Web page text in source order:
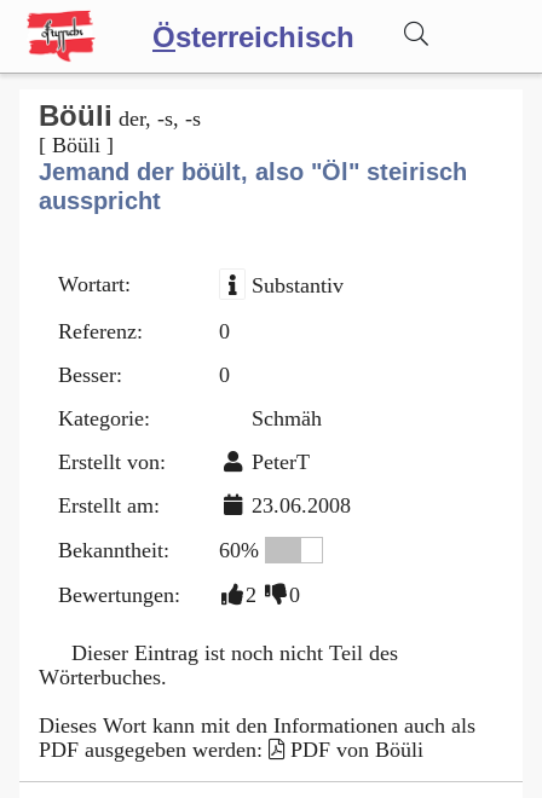
Österreichisch
Wörterbuch
Forum
Böüli der, -s, -s
[ Böüli ]
Jemand der böült, also "Öl" steirisch
ausspricht
Wortart:
Substantiv
Referenz:
0
Besser:
0
Kategorie:
Schmäh
Erstellt von:
PeterT
Erstellt am:
23.06.2008
Bekanntheit:
60%
Bewertungen:
2 0
Dieser Eintrag ist noch nicht Teil des
Wörterbuches.
Dieses Wort kann mit den Informationen auch als
PDF ausgegeben werden:
PDF von Böüli